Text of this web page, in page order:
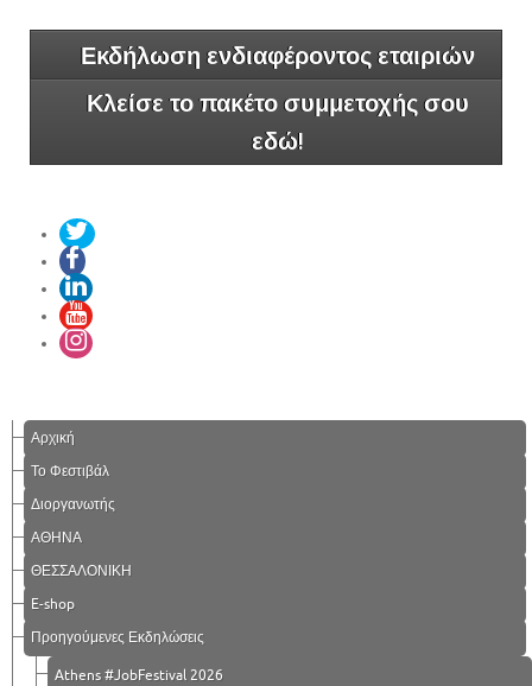
Εκδήλωση ενδιαφέροντος εταιριών
Κλείσε το πακέτο συμμετοχής σου
εδώ!
Αρχική
Το Φεστιβάλ
Διοργανωτής
ΑΘΗΝΑ
ΘΕΣΣΑΛΟΝΙΚΗ
E-shop
Προηγούμενες Εκδηλώσεις
Athens #JobFestival 2026